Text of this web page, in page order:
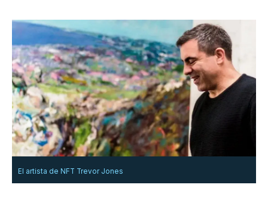
El artista de NFT Trevor Jones